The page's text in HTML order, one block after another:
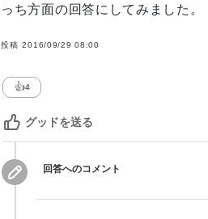
っち方面の回答にしてみました。
投稿 2016/09/29 08:00
👍4
グッドを送る
回答へのコメント